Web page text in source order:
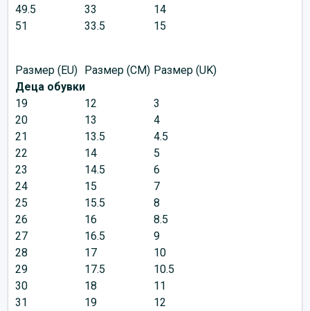
49.5
33
14
51
33.5 15
Размер (EU) Размер (CM) Размер (UK)
Деца обувки
19
12
3
20
13
4
21
13.5
4.5
22
14
5
23
14.5
6
24
15
7
25
15.5
8
26
16
8.5
27
16.5
9
28
17
10
29
17.5
10.5
30
18
11
31
19
12